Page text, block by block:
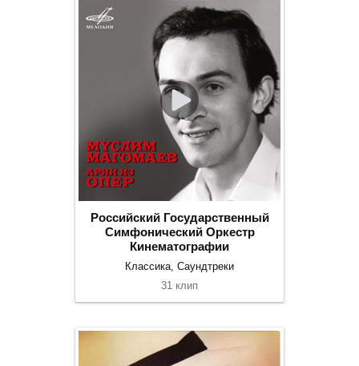
Российский Государственный
Симфонический Оркестр
Кинематографии
Классика, Саундтреки
31 клип